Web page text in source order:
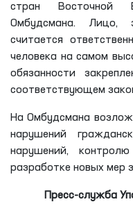
стран Восточной
Омбудсмана. Лицо,
считается
человека на самом
обязанности
соответствующем
На Омбудсмана
нарушений
нарушений,
разработке новых мер
Пресс-служба